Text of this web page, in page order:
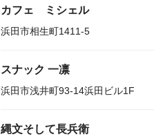
カフェ ミシェル
浜田市相生町1411-5
スナック 一凛
浜田市浅井町93-14浜田ビル1F
縄文そして長兵衛